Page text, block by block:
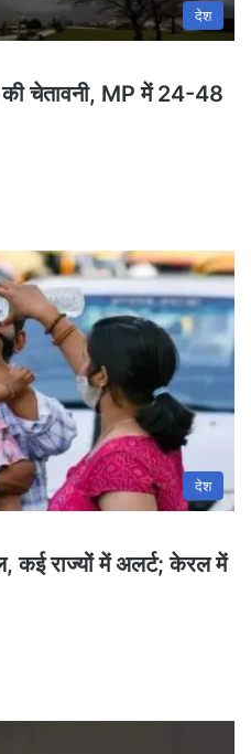
देश
की चेतावनी, MP में 24-48
देश
कई राज्यों में अलर्ट; केरल में